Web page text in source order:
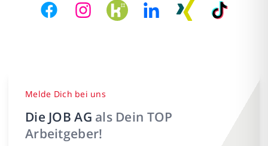
Melde Dich bei uns
Die JOB AG als Dein TOP
Arbeitgeber!